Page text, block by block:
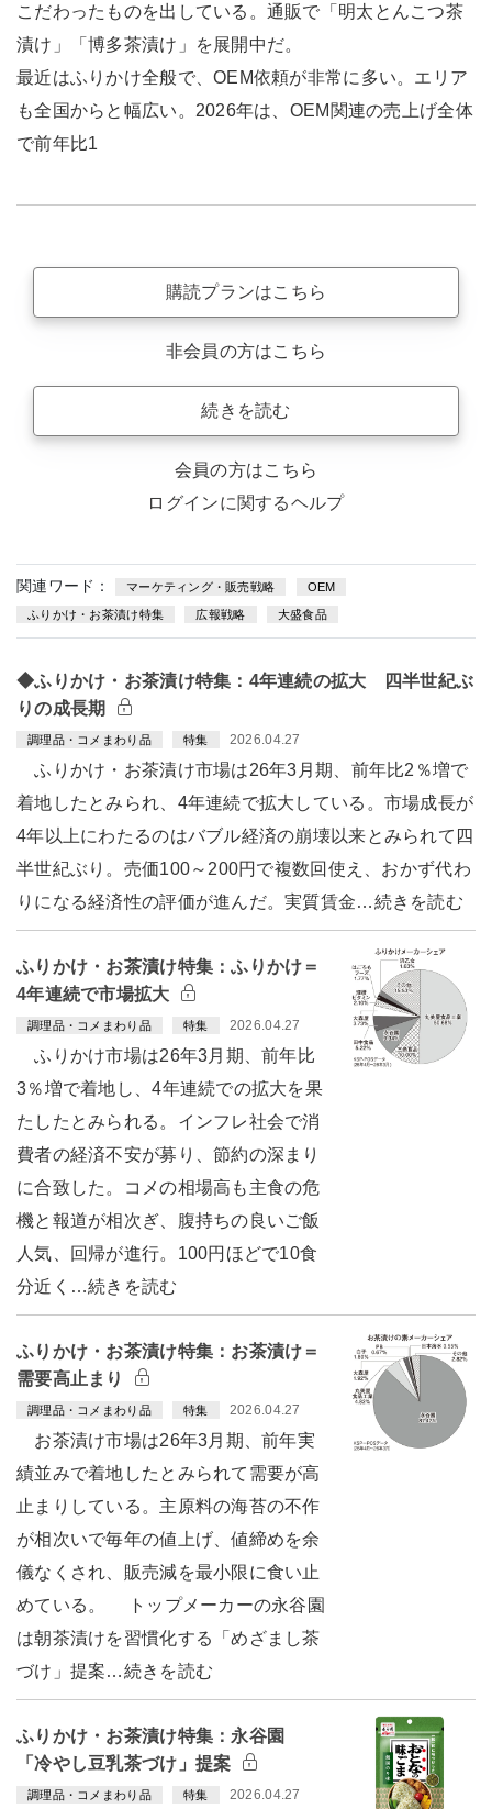
こだわったものを出している。通販で「明太とんこつ茶
漬け」「博多茶漬け」を展開中だ。
最近はふりかけ全般で、OEM依頼が非常に多い。エリア
も全国からと幅広い。2026年は、OEM関連の売上げ全体
で前年比1
購読プランはこちら
非会員の方はこちら
続きを読む
会員の方はこちら
ログインに関するヘルプ
関連ワード： マーケティング・販売戦略 OEM
ふりかけ・お茶漬け特集 広報戦略 大盛食品
◆ふりかけ・お茶漬け特集：4年連続の拡大 四半世紀ぶ
りの成長期
調理品・コメまわり品 特集 2026.04.27
ふりかけ・お茶漬け市場は26年3月期、前年比2％増で
着地したとみられ、4年連続で拡大している。市場成長が
4年以上にわたるのはバブル経済の崩壊以来とみられて四
半世紀ぶり。売価100～200円で複数回使え、おかず代わ
りになる経済性の評価が進んだ。実質賃金…続きを読む
ふりかけ・お茶漬け特集：ふりかけ＝
4年連続で市場拡大
調理品・コメまわり品 特集 2026.04.27
ふりかけ市場は26年3月期、前年比
3％増で着地し、4年連続での拡大を果
たしたとみられる。インフレ社会で消
費者の経済不安が募り、節約の深まり
に合致した。コメの相場高も主食の危
機と報道が相次ぎ、腹持ちの良いご飯
人気、回帰が進行。100円ほどで10食
分近く…続きを読む
ふりかけ・お茶漬け特集：お茶漬け＝
需要高止まり
調理品・コメまわり品 特集 2026.04.27
お茶漬け市場は26年3月期、前年実
績並みで着地したとみられて需要が高
止まりしている。主原料の海苔の不作
が相次いで毎年の値上げ、値締めを余
儀なくされ、販売減を最小限に食い止
めている。 トップメーカーの永谷園
は朝茶漬けを習慣化する「めざまし茶
づけ」提案…続きを読む
ふりかけ・お茶漬け特集：永谷園
「冷やし豆乳茶づけ」提案
調理品・コメまわり品 特集 2026.04.27